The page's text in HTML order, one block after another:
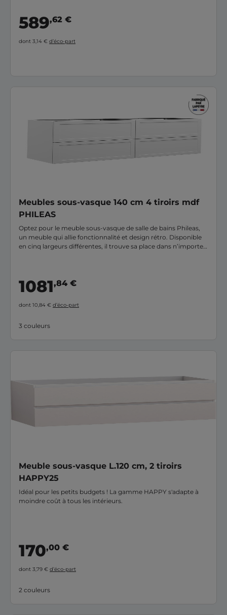
589,62 €
dont 3,14 € d’éco-part
Meubles sous-vasque 140 cm 4 tiroirs mdf
PHILEAS
Optez pour le meuble sous-vasque de salle de bains Phileas,
un meuble qui allie fonctionnalité et design rétro. Disponible
en cinq largeurs différentes, il trouve sa place dans n’importe
1081,84 €
dont 10,84 € d’éco-part
3 couleurs
Meuble sous-vasque L.120 cm, 2 tiroirs
HAPPY25
Idéal pour les petits budgets ! La gamme HAPPY s'adapte à
moindre coût à tous les intérieurs.
170,00 €
dont 3,79 € d’éco-part
2 couleurs